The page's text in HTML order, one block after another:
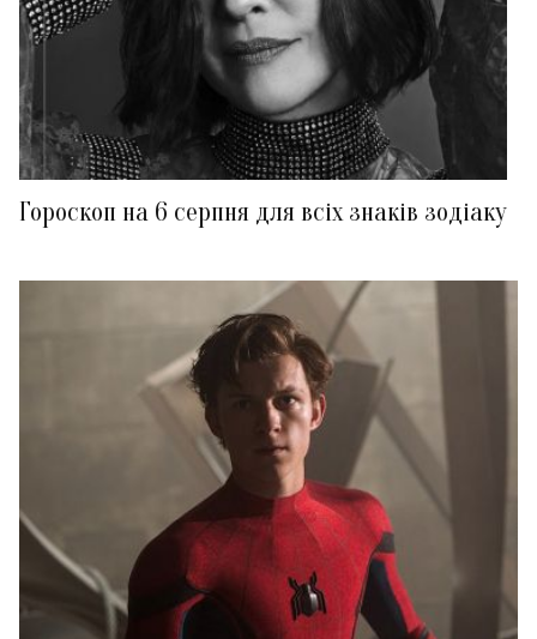
Гороскоп на 6 серпня для всіх знаків зодіаку